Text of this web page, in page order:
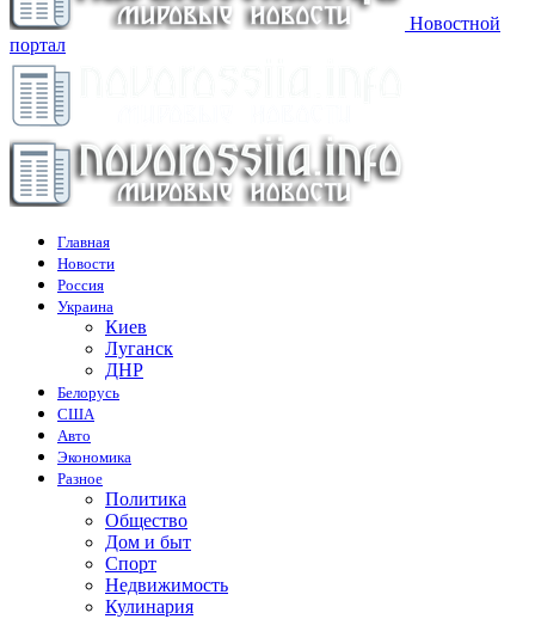
Новостной
портал
Главная
Новости
Россия
Украина
Киев
Луганск
ДНР
Белорусь
США
Авто
Экономика
Разное
Политика
Общество
Дом и быт
Спорт
Недвижимость
Кулинария